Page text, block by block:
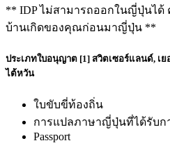
** IDP ไม่สามารถออกในญี่ปุ่นได้
บ้านเกิดของคุณก่อนมาญี่ปุ่น **
ประเภทใบอนุญาต [1] สวิตเซอร์แลนด์, เย
ไต้หวัน
ใบขับขี่ท้องถิ่น
การแปลภาษาญี่ปุ่นที่ได้รับ
Passport